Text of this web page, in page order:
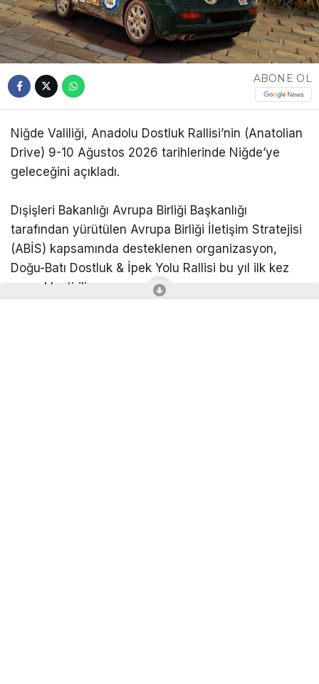
ABONE OL
Niğde Valiliği, Anadolu Dostluk Rallisi’nin (Anatolian
Drive) 9-10 Ağustos 2026 tarihlerinde Niğde’ye
geleceğini açıkladı.
Dışişleri Bakanlığı Avrupa Birliği Başkanlığı
tarafından yürütülen Avrupa Birliği İletişim Stratejisi
(ABİS) kapsamında desteklenen organizasyon,
Doğu-Batı Dostluk & İpek Yolu Rallisi bu yıl ilk kez
gerçekleştiriliyor.